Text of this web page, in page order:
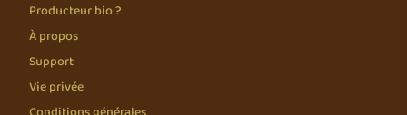
Producteur bio ?
À propos
Support
Vie privée